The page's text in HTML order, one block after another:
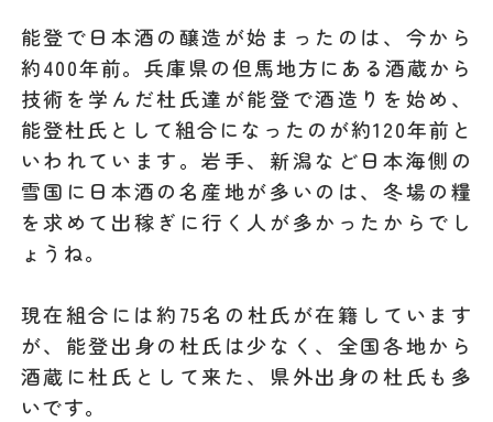
能登で日本酒の醸造が始まったのは、今から
約400年前。兵庫県の但馬地方にある酒蔵から
技術を学んだ杜氏達が能登で酒造りを始め、
能登杜氏として組合になったのが約120年前と
いわれています。岩手、新潟など日本海側の
雪国に日本酒の名産地が多いのは、冬場の糧
を求めて出稼ぎに行く人が多かったからでし
ょうね。
現在組合には約75名の杜氏が在籍しています
が、能登出身の杜氏は少なく、全国各地から
酒蔵に杜氏として来た、県外出身の杜氏も多
いです。